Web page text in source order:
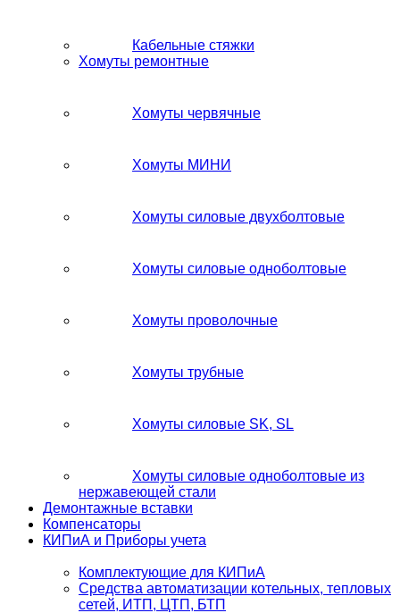
Кабельные стяжки
Хомуты ремонтные
Хомуты червячные
Хомуты МИНИ
Хомуты силовые двухболтовые
Хомуты силовые одноболтовые
Хомуты проволочные
Хомуты трубные
Хомуты силовые SK, SL
Хомуты силовые одноболтовые из
нержавеющей стали
Демонтажные вставки
Компенсаторы
КИПиА и Приборы учета
Комплектующие для КИПиА
Средства автоматизации котельных, тепловых
сетей, ИТП, ЦТП, БТП